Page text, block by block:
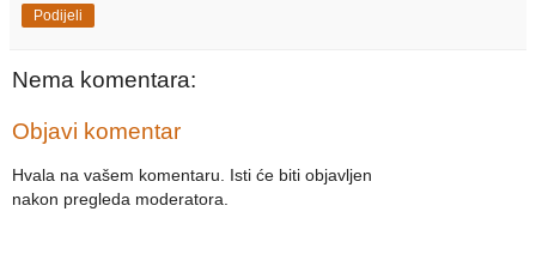
Podijeli
Nema komentara:
Objavi komentar
Hvala na vašem komentaru. Isti će biti objavljen
nakon pregleda moderatora.